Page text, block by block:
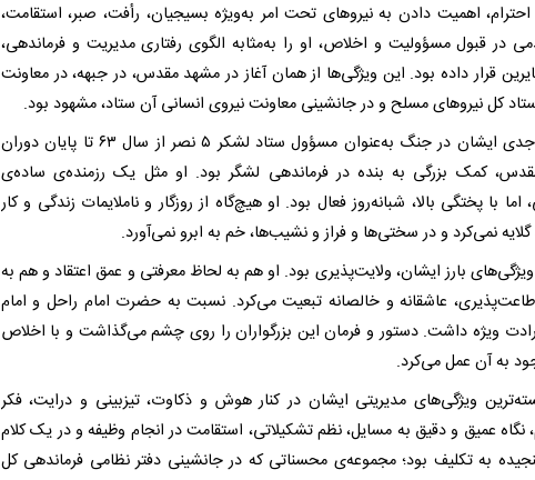
احترام، اهمیت دادن به نیرو‌های تحت امر به‌ویژه بسیجیان، رأفت، صبر، استقامت،
در قبول مسؤولیت و اخلاص، او را به‌مثابه الگوی رفتاری مدیریت و فرماندهی،
قرار داده بود. این ویژگی‌ها از همان آغاز در مشهد مقدس، در جبهه، در معاونت
کل نیرو‌های مسلح و در جانشینی معاونت نیروی انسانی آن ستاد، مشهود بود.
حضور جدی ایشان در جنگ به‌عنوان مسؤول ستاد لشکر ۵ نصر از سال ۶۳ تا پایان دوران
کمک بزرگی به بنده در فرماندهی لشگر بود. او مثل یک رزمنده‌ی ساده‌ی
با پختگی بالا، شبانه‌روز فعال بود. او هیچ‌گاه از روزگار و ناملایمات زندگی و کار
نمی‌کرد و در سختی‌ها و فراز و نشیب‌ها، خم به ابرو نمی‌آورد.
بارز ایشان، ولایت‌پذیری بود. او هم به لحاظ معرفتی و عمق اعتقاد و هم به
عاشقانه و خالصانه تبعیت می‌کرد. نسبت به حضرت امام راحل و امام
ویژه داشت. دستور و فرمان این بزرگواران را روی چشم می‌گذاشت و با اخلاص
به آن عمل می‌کرد.
ویژگی‌های مدیریتی ایشان در کنار هوش و ذکاوت، تیزبینی و درایت، فکر
نگاه عمیق و دقیق به مسایل، نظم تشکیلاتی، استقامت در انجام وظیفه و در یک کلام
به تکلیف بود؛ مجموعه‌ی محسناتی که در جانشینی دفتر نظامی فرماندهی کل